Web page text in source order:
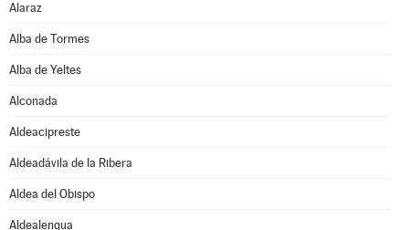
Alaraz
Alba de Tormes
Alba de Yeltes
Alconada
Aldeacipreste
Aldeadávila de la Ribera
Aldea del Obispo
Aldealengua